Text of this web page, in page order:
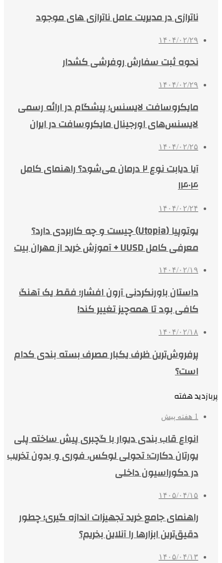
ناترازی در مدیریت عامل ناترازی های موجود
۱۴۰۴/۰۲/۲۹
نحوه ثبت سفارش روفرشی کشدار
۱۴۰۴/۰۲/۲۹
مایکروسافت لایسنس؛ پیشگام در ارائه رسمی
لایسنس‌های اورجینال مایکروسافت در ایران
۱۴۰۴/۰۲/۲۵
آیا دیابت نوع ۲ درمان می‌شود؟ راهنمای کامل
۱۴۰۴
۱۴۰۴/۰۲/۲۴
یوتوپیا (Utopia) چیست و چه کاربردی دارد؟
معرفی کامل UUSD + آموزش خرید از مهران بیت
۱۴۰۴/۰۲/۱۹
داستان باورنکردنی آرون افشار؛ فقط یک آهنگ
کافی بود تا همه‌چیز تغییر کند!
۱۴۰۴/۰۲/۱۸
پرفروش‌ترین ظرف یکبار مصرف بسته بندی کدام
است؟
پربازدید هفته
1 هفته پیش
انواع قاب بندی دیوار با گچبری پیش ساخته پلی
یورتان دکارت؛ تحولی لوکس، فوری و بدون تخریب
در دکوراسیون داخلی
۱۴۰۵/۰۴/۱۵
راهنمای جامع خرید تجهیزات اندازه گیری؛ چطور
دقیق‌ترین ابزارها را آنلاین بخریم؟
۱۴۰۵/۰۴/۱۳